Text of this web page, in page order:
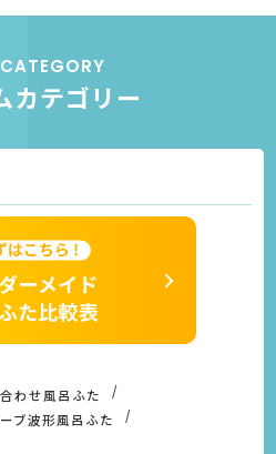
カテゴリー
わせ風呂ふた
ブ波形風呂ふた